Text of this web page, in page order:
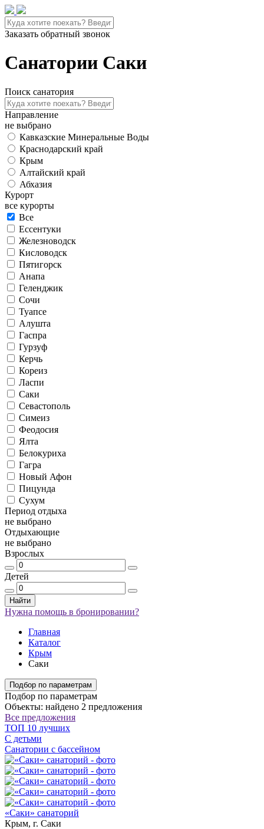
Заказать обратный звонок
Санатории Саки
Поиск санатория
Направление
не выбрано
Кавказские Минеральные Воды
Краснодарский край
Крым
Алтайский край
Абхазия
Курорт
все курорты
Все
Ессентуки
Железноводск
Кисловодск
Пятигорск
Анапа
Геленджик
Сочи
Туапсе
Алушта
Гаспра
Гурзуф
Керчь
Кореиз
Ласпи
Саки
Севастополь
Симеиз
Феодосия
Ялта
Белокуриха
Гагра
Новый Афон
Пицунда
Сухум
Период отдыха
не выбрано
Отдыхающие
не выбрано
Взрослых
Детей
Найти
Нужна помощь в бронировании?
Главная
Каталог
Крым
Саки
Подбор по параметрам
Подбор по параметрам
Объекты: найдено 2 предложения
Все предложения
ТОП 10 лучших
С детьми
Санатории с бассейном
«Саки» санаторий
Крым, г. Саки